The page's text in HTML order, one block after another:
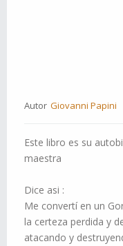
Autor Giovanni Papini
Este libro es su
maestra
Dice asi :
Me convertí en un
la certeza perdida y
atacando y